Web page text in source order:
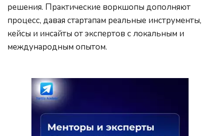
решения. Практические воркшопы дополняют
процесс, давая стартапам реальные инструменты,
кейсы и инсайты от экспертов с локальным и
международным опытом.